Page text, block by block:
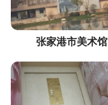
张家港市美术馆